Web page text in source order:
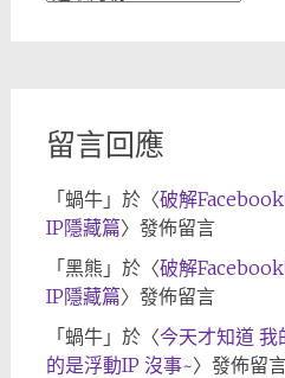
留言回應
「蝸牛」於〈破解
IP隱藏篇〉發佈留言
「黑熊 」於〈破解
IP隱藏篇〉發佈留言
「蝸牛」於〈今天才知道 我
的是浮動IP 沒事~〉發佈留